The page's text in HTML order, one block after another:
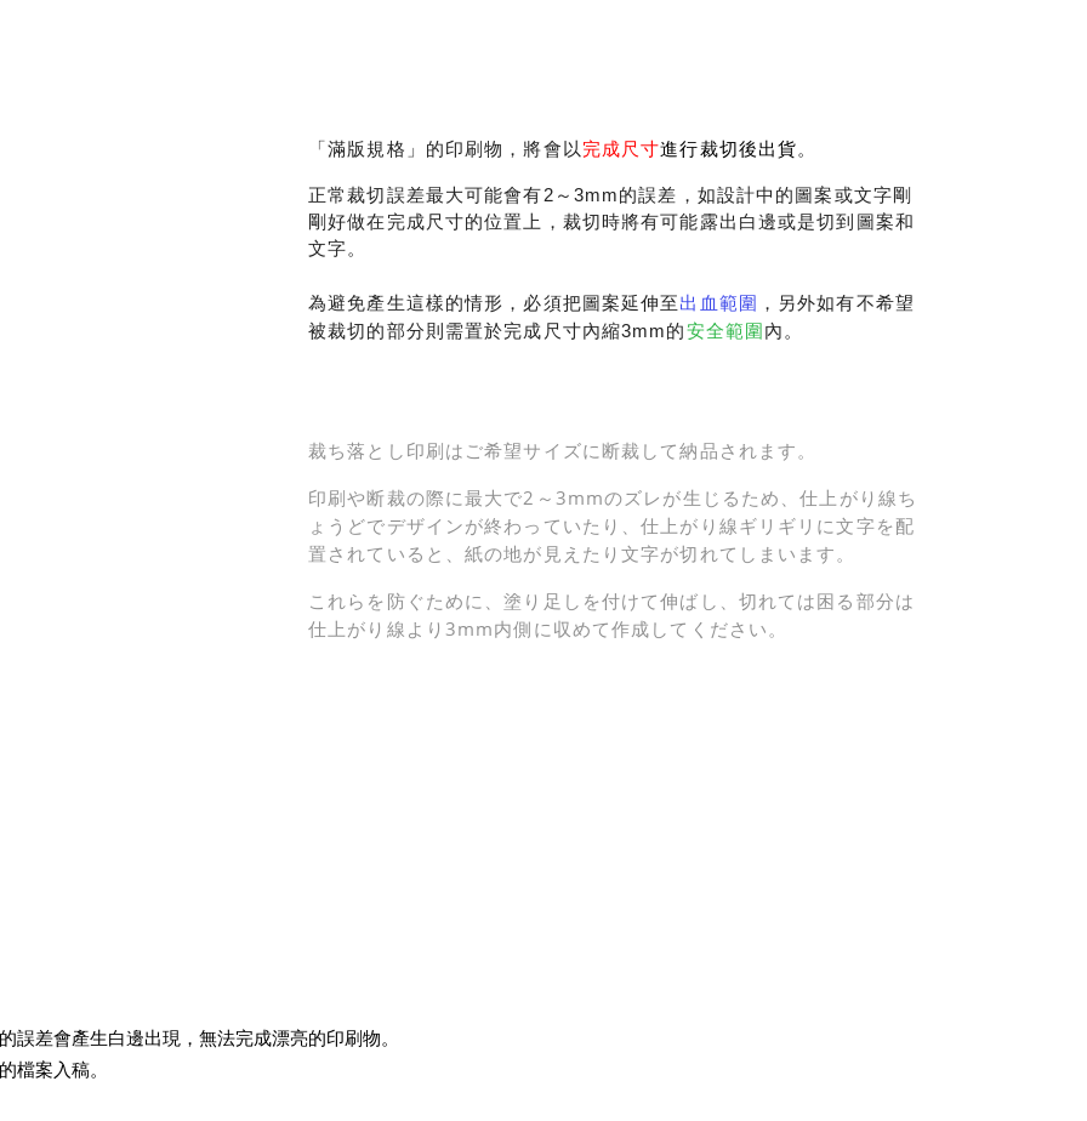
「滿版規格」的印刷物，將會以 完成尺寸進行裁切後出貨。
正常裁切誤差最大可能會有2～3mm的誤差，如設計中的圖案或文字剛
剛好做在完成尺寸的位置上，裁切時將有可能露出白邊或是切到圖案和
文字。
為避免產生這樣的情形，必須把圖案延伸至出血範圍 ，另外如有不希望
被裁切的部分則需置於完成尺寸內縮3mm的安全範圍內。
裁ち落とし印刷はご希望サイズに断裁して納品されます。
印刷や断裁の際に最大で2～3mmのズレが生じるため、仕上がり線ち
ょうどでデザインが終わっていたり、仕上がり線ギリギリに文字を配
置されていると、紙の地が見えたり文字が切れてしまいます。
これらを防ぐために、塗り足しを付けて伸ばし、切れては困る部分は
仕上がり線より3mm内側に収めて作成してください。
差會產生白邊出現，無法完成漂亮的印刷物。
檔案入稿。